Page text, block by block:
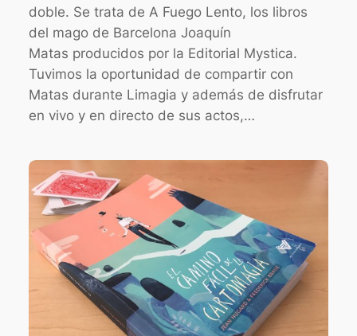
doble. Se trata de A Fuego Lento, los libros
del mago de Barcelona Joaquín
Matas producidos por la Editorial Mystica.
Tuvimos la oportunidad de compartir con
Matas durante Limagia y además de disfrutar
en vivo y en directo de sus actos,…